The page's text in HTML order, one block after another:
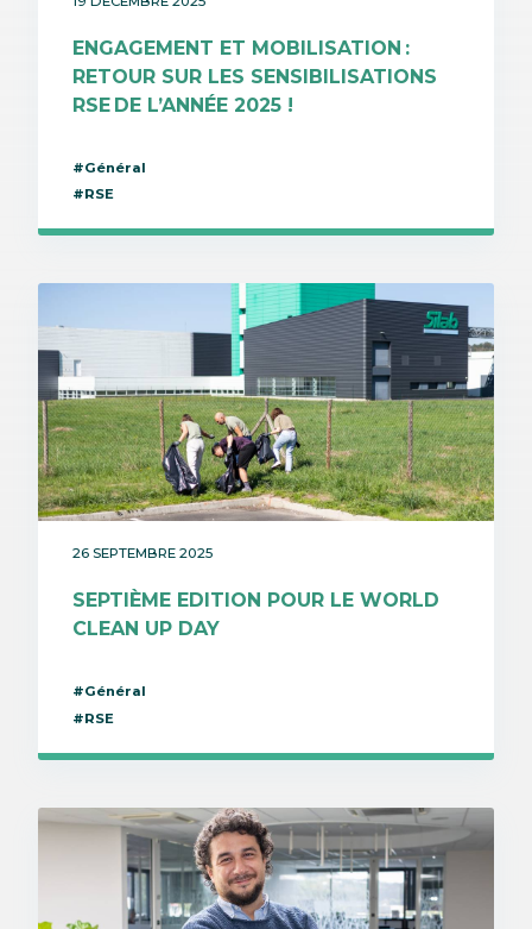
ENGAGEMENT ET MOBILISATION :
RETOUR SUR LES SENSIBILISATIONS
RSE DE L’ANNÉE 2025 !
#Général
#RSE
26 SEPTEMBRE 2025
SEPTIÈME EDITION POUR LE WORLD
CLEAN UP DAY
#Général
#RSE